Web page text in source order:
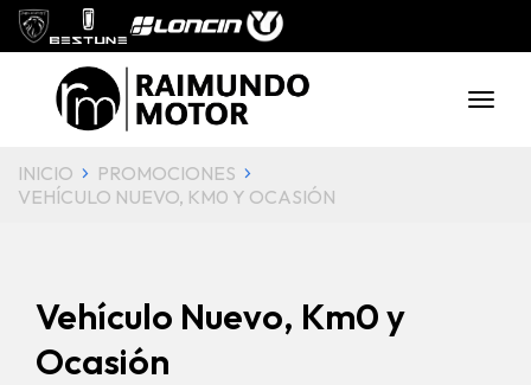
INICIO
PROMOCIONES
VEHÍCULO NUEVO, KM0 Y OCASIÓN
Vehículo Nuevo, Km0 y
Ocasión